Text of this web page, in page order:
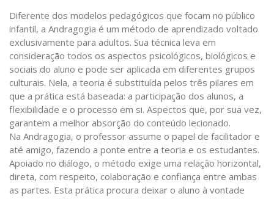
Diferente dos modelos pedagógicos que focam no público
infantil, a Andragogia é um método de aprendizado voltado
exclusivamente para adultos. Sua técnica leva em
consideração todos os aspectos psicológicos, biológicos e
sociais do aluno e pode ser aplicada em diferentes grupos
culturais. Nela, a teoria é substituída pelos três pilares em
que a prática está baseada: a participação dos alunos, a
flexibilidade e o processo em si. Aspectos que, por sua vez,
garantem a melhor absorção do conteúdo lecionado.
Na Andragogia, o professor assume o papel de facilitador e
até amigo, fazendo a ponte entre a teoria e os estudantes.
Apoiado no diálogo, o método exige uma relação horizontal,
direta, com respeito, colaboração e confiança entre ambas
as partes. Esta prática procura deixar o aluno à vontade